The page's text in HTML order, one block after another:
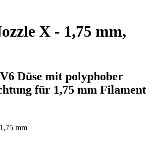
X - 1,75 mm,
Düse mit polyphober
für 1,75 mm Filament
mm